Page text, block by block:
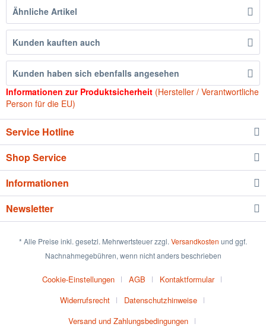
Ähnliche Artikel
Kunden kauften auch
Kunden haben sich ebenfalls angesehen
Informationen zur Produktsicherheit (Hersteller / Verantwortliche
Person für die EU)
Service Hotline
Shop Service
Informationen
Newsletter
* Alle Preise inkl. gesetzl. Mehrwertsteuer zzgl. Versandkosten und ggf.
Nachnahmegebühren, wenn nicht anders beschrieben
Cookie-Einstellungen AGB
Kontaktformular
Widerrufsrecht
Datenschutzhinweise
Versand und Zahlungsbedingungen